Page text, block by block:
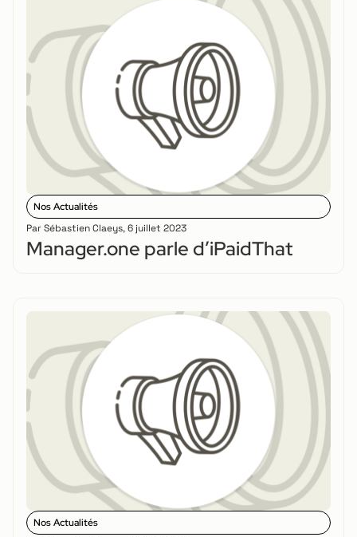
Nos Actualités
Par Sébastien Claeys,6 juillet 2023
Manager.one parle d’iPaidThat
Nos Actualités